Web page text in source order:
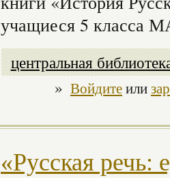
учащиеся 5
центральная
» Войдитеили
«Русская речь: